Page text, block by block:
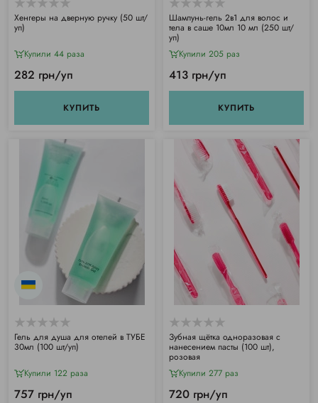
Хенгеры на дверную ручку (50 шт/
уп)
Купили 44 раза
282 грн/уп
КУПИТЬ
Шампунь-гель 2в1 для волос и
тела в саше 10мл 10 мл (250 шт/
уп)
Купили 205 раз
413 грн/уп
КУПИТЬ
Гель для душа для отелей в ТУБЕ
30мл (100 шт/уп)
Купили 122 раза
757 грн/уп
Зубная щётка одноразовая с
нанесением пасты (100 шт),
розовая
Купили 277 раз
720 грн/уп